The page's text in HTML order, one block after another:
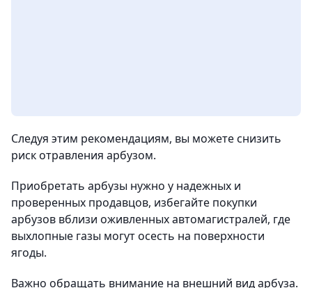
Следуя этим рекомендациям, вы можете снизить
риск отравления арбузом.
Приобретать арбузы нужно у надежных и
проверенных продавцов, избегайте покупки
арбузов вблизи оживленных автомагистралей, где
выхлопные газы могут осесть на поверхности
ягоды.
Важно обращать внимание на внешний вид арбуза.